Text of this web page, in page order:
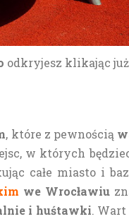
odkryjesz klikając
, które z pewnością
w których
całe miasto i
we Wrocławiu
i huśtawki.